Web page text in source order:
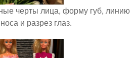
черты лица, форму губ, линию
и разрез глаз.